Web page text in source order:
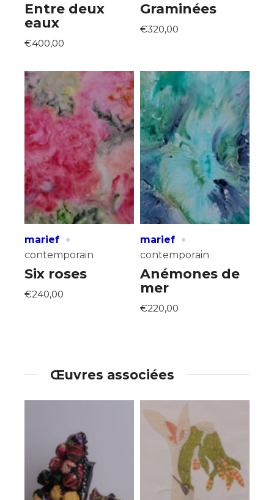
Entre deux
eaux
€400,00
Graminées
€320,00
marief ·
contemporain
Six roses
€240,00
marief ·
contemporain
Anémones de
mer
€220,00
Œuvres associées